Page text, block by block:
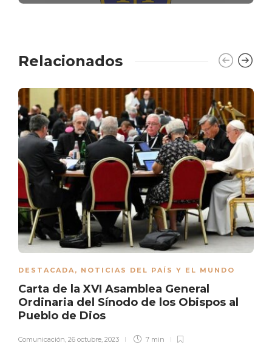
Relacionados
DESTACADA, NOTICIAS DEL PAÍS Y EL MUNDO
Carta de la XVI Asamblea General
Ordinaria del Sínodo de los Obispos al
Pueblo de Dios
Comunicación, 26 octubre, 2023 7 min